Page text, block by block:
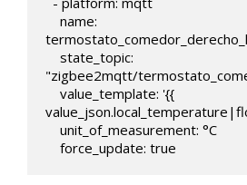
"zigbee2mqtt/
    force_update: true